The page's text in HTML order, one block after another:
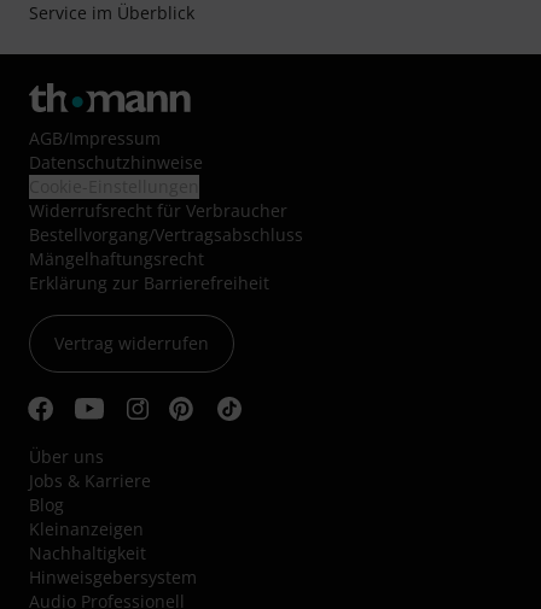
Service im Überblick
AGB/Impressum
Datenschutzhinweise
Widerrufsrecht für Verbraucher
Bestellvorgang/Vertragsabschluss
Mängelhaftungsrecht
Erklärung zur Barrierefreiheit
Vertrag widerrufen
Über uns
Jobs & Karriere
Blog
Kleinanzeigen
Nachhaltigkeit
Hinweisgebersystem
Audio Professionell